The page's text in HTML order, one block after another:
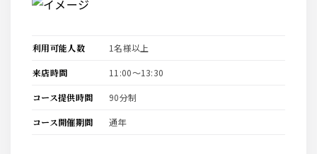
利用可能人数 1名様以上
来店時間 11:00〜13:30
コース提供時間 90分制
コース開催期間 通年